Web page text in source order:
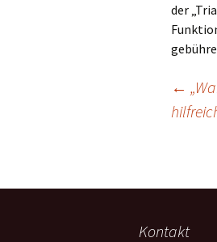
der
←
Kontakt